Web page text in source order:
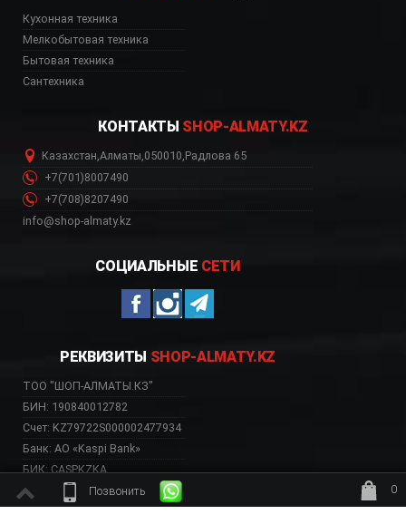
Позвонить
0
ждёт заказ
Кухонная техника
Мелкобытовая техника
Бытовая техника
Сантехника
КОНТАКТЫ SHOP-ALMATY.KZ
Казахстан,Алматы,050010,Радлова 65
+7(701)8007490
+7(708)8207490
info@shop-almaty.kz
СОЦИАЛЬНЫЕ СЕТИ
РЕКВИЗИТЫ SHOP-ALMATY.KZ
ТОО "ШОП-АЛМАТЫ.КЗ"
БИН: 190840012782
Счет: KZ79722S000002477934
Банк: АО «Kaspi Bank»
БИК: CASPKZKA